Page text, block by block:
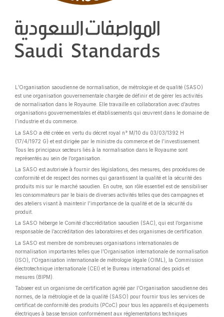
L’Organisation saoudienne de normalisation, de métrologie et de qualité (SASO)
est une organisation gouvernementale chargée de définir et de gérer les activités
de normalisation dans le Royaume. Elle travaille en collaboration avec d’autres
organisations gouvernementales et établissements qui œuvrent dans le domaine de
l’industrie et du commerce.
La SASO a été créée en vertu du décret royal n° M/10 du 03/03/1392 H
(17/4/1972 G) et est dirigée par le ministre du commerce et de l’investissement.
Tous les principaux secteurs liés à la normalisation dans le Royaume sont
représentés au sein de l’organisation.
La SASO est autorisée à fournir des législations, des mesures, des procédures de
conformité et de respect des normes qui garantissent la qualité et la sécurité des
produits mis sur le marché saoudien. En outre, son rôle essentiel est de sensibiliser
les consommateurs par le biais de diverses activités telles que des campagnes et
des ateliers visant à maintenir l’importance de la qualité et de la sécurité du
produit.
La SASO héberge le Comité d’accréditation saoudien (SAC), qui est l’organisme
responsable de l’accréditation des laboratoires et des organismes de certification.
La SASO est membre de nombreuses organisations internationales de
normalisation importantes telles que l’Organisation internationale de normalisation
(ISO), l’Organisation internationale de métrologie légale (OIML), la Commission
électrotechnique internationale (CEI) et le Bureau international des poids et
mesures (BIPM).
Tabseer est un organisme de certification agréé par l’Organisation saoudienne des
normes, de la métrologie et de la qualité (SASO) pour fournir tous les services de
certificat de conformité des produits (PCoC) pour tous les appareils et équipements
électriques à basse tension conformément aux réglementations techniques